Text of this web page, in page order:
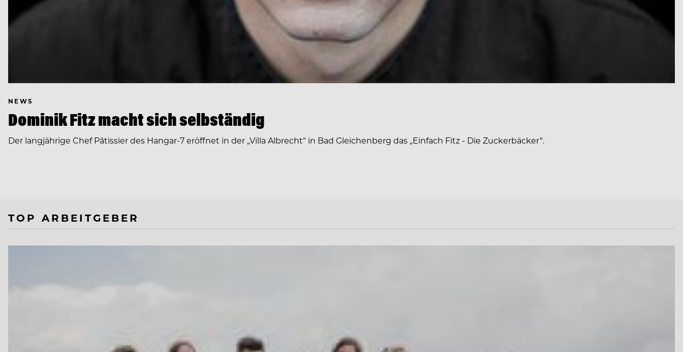
NEWS
Dominik Fitz macht sich selbständig
Der langjährige Chef Pâtissier des Hangar-7 eröffnet in der „Villa Albrecht“ in Bad Gleichenberg das „Einfach Fitz - Die Zuckerbäcker“.
TOP ARBEITGEBER